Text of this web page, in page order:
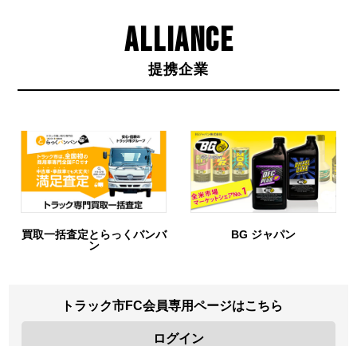
ALLIANCE
提携企業
括査定とらっくバンバ
BG ジャパン
トラック市FC会員専用ページはこちら
ログイン